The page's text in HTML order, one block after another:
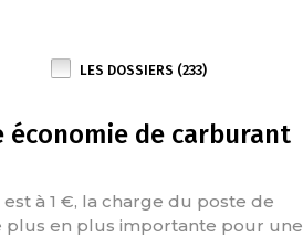
LES DOSSIERS (233)
économie de carburant
à 1 €, la charge du poste de
plus en plus importante pour une